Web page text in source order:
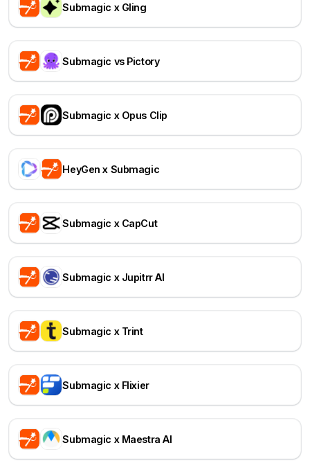
Submagic x Gling
Submagic vs Pictory
Submagic x Opus Clip
HeyGen x Submagic
Submagic x CapCut
Submagic x Jupitrr AI
Submagic x Trint
Submagic x Flixier
Submagic x Maestra AI